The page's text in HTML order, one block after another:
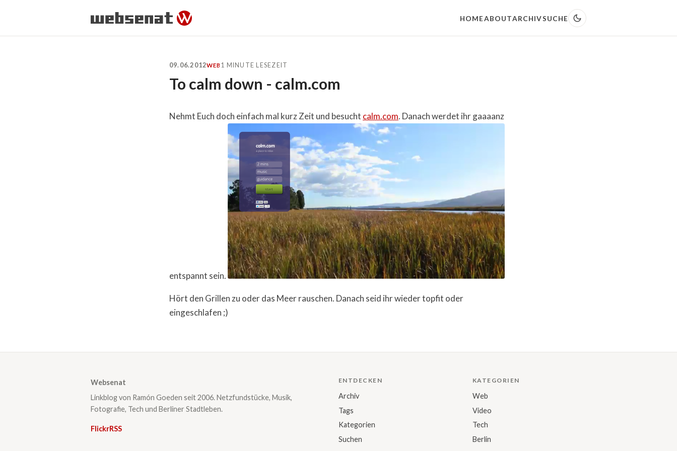
HOMEABOUTARCHIVSUCHE
09.06.2012WEB1 MINUTE LESEZEIT
To calm down - calm.com
Nehmt Euch doch einfach mal kurz Zeit und besucht calm.com. Danach werdet ihr gaaaanz
entspannt sein.
Hört den Grillen zu oder das Meer rauschen. Danach seid ihr wieder topfit oder
eingeschlafen ;)
Websenat
Linkblog von Ramón Goeden seit 2006. Netzfundstücke, Musik,
Fotografie, Tech und Berliner Stadtleben.
FlickrRSS
ENTDECKEN
Archiv
Tags
Kategorien
Suchen
KATEGORIEN
Web
Video
Tech
Berlin